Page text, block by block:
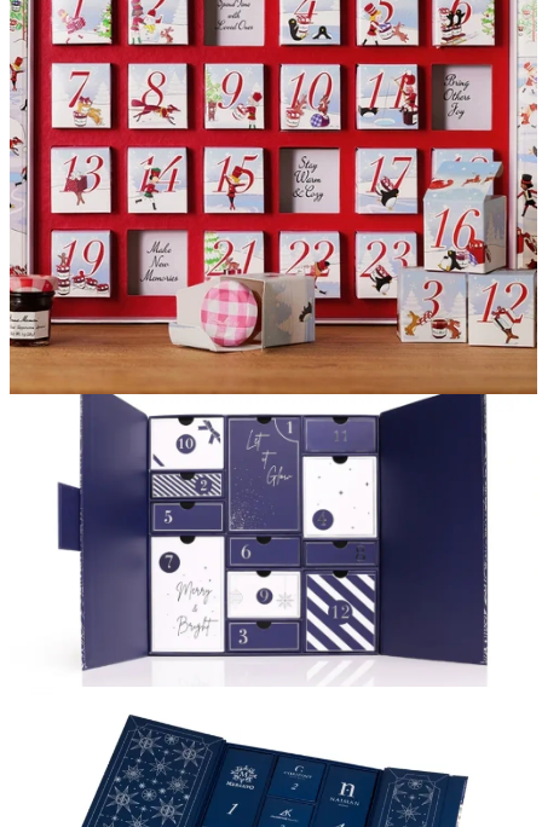
Вакансии
О компании
Написать директору
Арендодателям
Портфолио
Франшиза
Контакты